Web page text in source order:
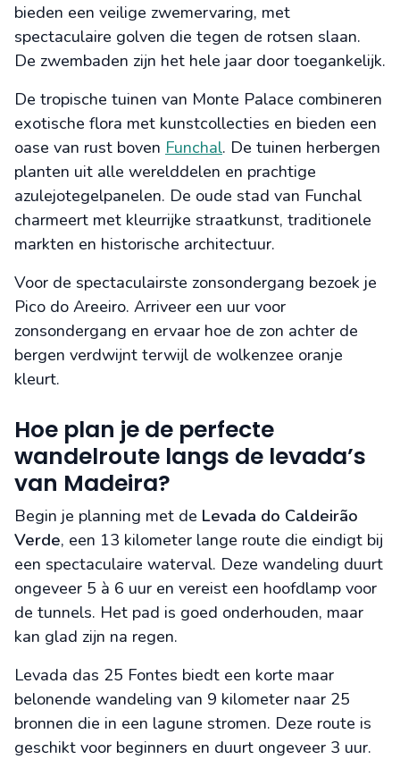
bieden een veilige zwemervaring, met
spectaculaire golven die tegen de rotsen slaan.
De zwembaden zijn het hele jaar door toegankelijk.
De tropische tuinen van Monte Palace combineren
exotische flora met kunstcollecties en bieden een
oase van rust boven Funchal. De tuinen herbergen
planten uit alle werelddelen en prachtige
azulejotegelpanelen. De oude stad van Funchal
charmeert met kleurrijke straatkunst, traditionele
markten en historische architectuur.
Voor de spectaculairste zonsondergang bezoek je
Pico do Areeiro. Arriveer een uur voor
zonsondergang en ervaar hoe de zon achter de
bergen verdwijnt terwijl de wolkenzee oranje
kleurt.
Hoe plan je de perfecte
wandelroute langs de levada’s
van Madeira?
Begin je planning met de Levada do Caldeirão
Verde, een 13 kilometer lange route die eindigt bij
een spectaculaire waterval. Deze wandeling duurt
ongeveer 5 à 6 uur en vereist een hoofdlamp voor
de tunnels. Het pad is goed onderhouden, maar
kan glad zijn na regen.
Levada das 25 Fontes biedt een korte maar
belonende wandeling van 9 kilometer naar 25
bronnen die in een lagune stromen. Deze route is
geschikt voor beginners en duurt ongeveer 3 uur.